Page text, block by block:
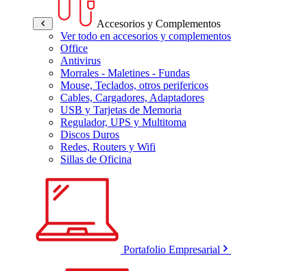
Accesorios y Complementos
Ver todo en accesorios y complementos
Office
Antivirus
Morrales - Maletines - Fundas
Mouse, Teclados, otros perifericos
Cables, Cargadores, Adaptadores
USB y Tarjetas de Memoria
Regulador, UPS y Multitoma
Discos Duros
Redes, Routers y Wifi
Sillas de Oficina
Portafolio Empresarial